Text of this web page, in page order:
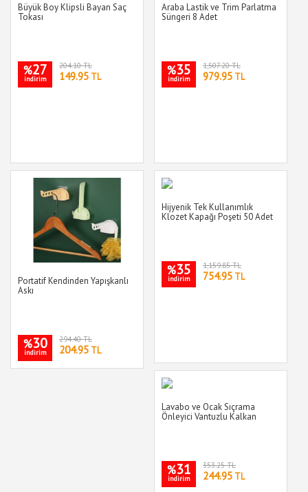
Büyük Boy Klipsli Bayan Saç
Tokası
%27
indirim
204.10 TL
149.95 TL
Araba Lastik ve Trim Parlatma
Süngeri 8 Adet
%35
indirim
1,507.20 TL
979.95 TL
Portatif Kendinden Yapışkanlı
Askı
%30
indirim
294.40 TL
204.95 TL
Hijyenik Tek Kullanımlık
Klozet Kapağı Poşeti 50 Adet
%35
indirim
1,159.85 TL
754.95 TL
Lavabo ve Ocak Sıçrama
Önleyici Vantuzlu Kalkan
%31
indirim
353.25 TL
244.95 TL